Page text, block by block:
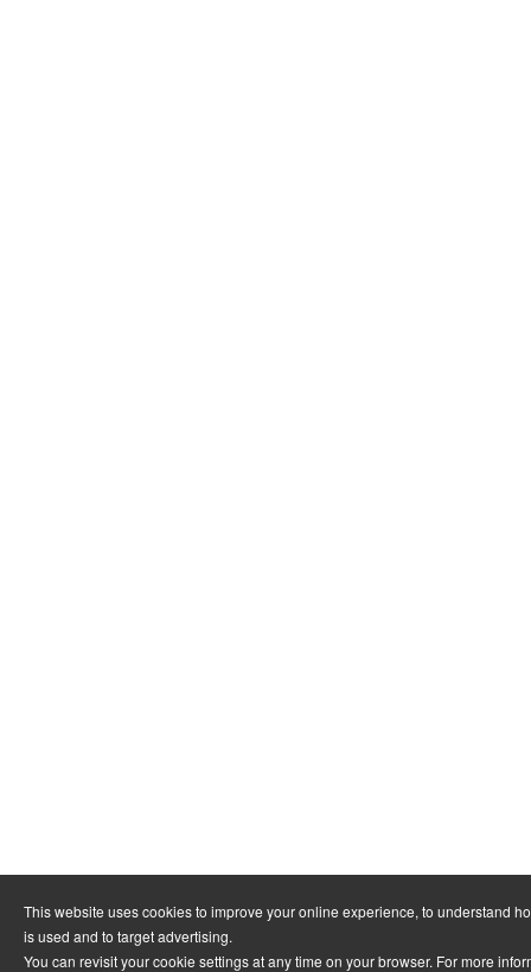
This website uses cookies to improve your online experience, to understand
is used and to target advertising.
You can revisit your cookie settings at any time on your browser. For more